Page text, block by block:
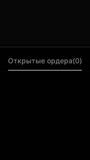
Открытые ордера(0)